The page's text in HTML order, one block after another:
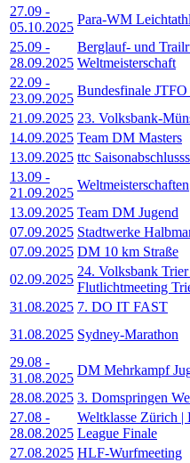
27.09 -
05.10.2025
Para-WM
25.09 -
28.09.2025
Berglauf- und
Weltmeisterschaft
22.09 -
23.09.2025
Bundesfinale
21.09.2025 23. Volksbank-
14.09.2025 Team DM Masters
13.09.2025 ttc
13.09 -
21.09.2025
Weltmeisterschaften
13.09.2025 Team DM Jugend
07.09.2025 Stadtwerke
07.09.2025 DM 10 km Straße
02.09.2025
24. Volksbank
Flutlichtmeeting
31.08.2025 7. DO IT FAST
31.08.2025 Sydney-Marathon
29.08 -
31.08.2025
DM Mehrkampf
28.08.2025 3. Domspringen
27.08 -
28.08.2025
Weltklasse Zürich |
League Finale
27.08.2025 HLF-Wurfmeeting